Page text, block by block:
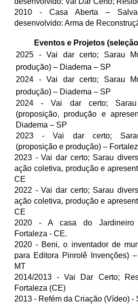
2010 - Casa Aberta –
desenvolvido: Arma de
Eventos e Projetos
2025 - Vai dar certo; Sarau
produção) – Diadema – SP
2024 - Vai dar certo; Sarau
produção) – Diadema – SP
2024 - Vai dar certo; Sarau
(proposição, produção e
Diadema – SP
2023 - Vai dar certo;
(proposição e produção) –
2023 - Vai dar certo; Sarau
ação coletiva, produção e
CE
2022 - Vai dar certo; Sarau
ação coletiva, produção e
CE
2020 - A casa do Jardineiro
Fortaleza - CE.
2020 - Beni, o inventador de
para Editora Pinrolê Invenções)
MT
2014/2013 - Vai Dar Certo;
Fortaleza (CE)
2013 - Refém da Criação (Vídeo) -